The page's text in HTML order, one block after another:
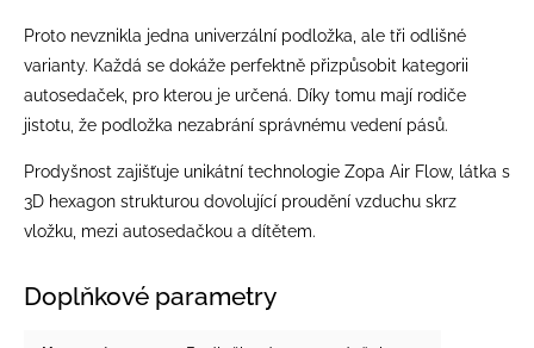
Proto nevznikla jedna univerzální podložka, ale tři odlišné
varianty. Každá se dokáže perfektně přizpůsobit kategorii
autosedaček, pro kterou je určená. Díky tomu mají rodiče
jistotu, že podložka nezabrání správnému vedení pásů.
Prodyšnost zajišťuje unikátní technologie Zopa Air Flow, látka s
3D hexagon strukturou dovolující proudění vzduchu skrz
vložku, mezi autosedačkou a dítětem.
Doplňkové parametry